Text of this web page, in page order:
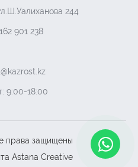
244
901 238
9:00-18:00
права защищены
Astana Creative